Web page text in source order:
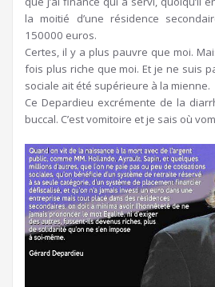
la moitié d’une résidence
150000 euros.
Certes, il y a plus pauvre que moi.
fois plus riche que moi. Et je ne suis
sociale ait été supérieure à la mienne.
Ce Depardieu excrémente de la
buccal. C’est vomitoire et je sais où